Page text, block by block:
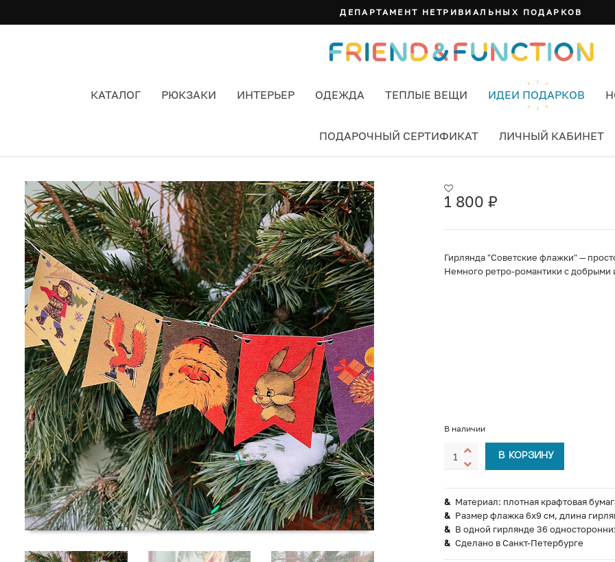
ДЕПАРТАМЕНТ НЕТРИВИАЛЬНЫХ ПОДАРКОВ
КАТАЛОГ РЮКЗАКИ ИНТЕРЬЕР ОДЕЖДА ТЕПЛЫЕ ВЕЩИ ИДЕИ ПОДАРКОВ
ПОДАРОЧНЫЙ СЕРТИФИКАТ ЛИЧНЫЙ КАБИНЕТ
1 800 ₽
Гирлянда "Советские флажки" —
Немного ретро-романтики с добрыми
В наличии
В КОРЗИНУ
Материал: плотная крафтовая
Размер флажка 6х9 см, длина
В одной гирлянде 36
Сделано в Санкт-Петербурге